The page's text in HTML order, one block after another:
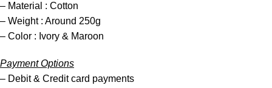
– Material : Cotton
– Weight : Around 250g
– Color : Ivory & Maroon
Payment Options
– Debit & Credit card payments